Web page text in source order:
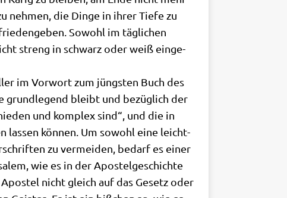
neh­men, die Din­ge in ihrer Tie­fe zu
Sowohl im täg­li­chen
streng in schwarz oder weiß ein­ge­
im Vor­wort zum jüng­sten Buch des
grund­le­gend bleibt und bezüg­lich der
und kom­plex sind“, und die in
las­sen kön­nen. Um sowohl eine leicht­
zu ver­mei­den, bedarf es einer
wie es in der Apo­stel­ge­schich­te
nicht gleich auf das Gesetz oder